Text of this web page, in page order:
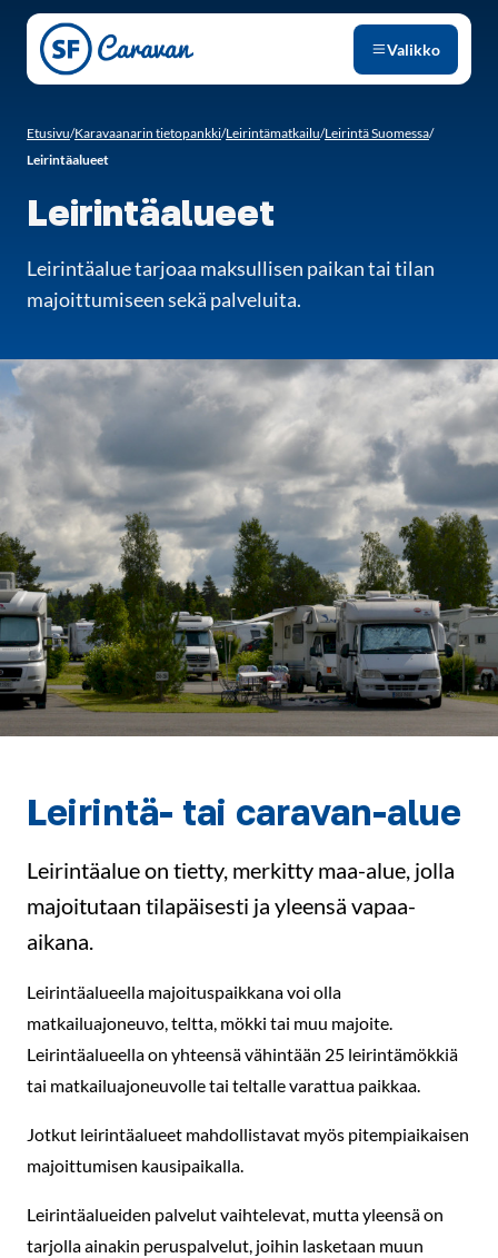
Siirry sivun sisältöön
Valikko
Etusivu/Karavaanarin tietopankki/Leirintämatkailu/Leirintä Suomessa/
Leirintäalueet
Leirintäalueet
Leirintäalue tarjoaa maksullisen paikan tai tilan
majoittumiseen sekä palveluita.
Leirintä- tai caravan-alue
Leirintäalue on tietty, merkitty maa-alue, jolla
majoitutaan tilapäisesti ja yleensä vapaa-
aikana.
Leirintäalueella majoituspaikkana voi olla
matkailuajoneuvo, teltta, mökki tai muu majoite.
Leirintäalueella on yhteensä vähintään 25 leirintämökkiä
tai matkailuajoneuvolle tai teltalle varattua paikkaa.
Jotkut leirintäalueet mahdollistavat myös pitempiaikaisen
majoittumisen kausipaikalla.
Leirintäalueiden palvelut vaihtelevat, mutta yleensä on
tarjolla ainakin peruspalvelut, joihin lasketaan muun